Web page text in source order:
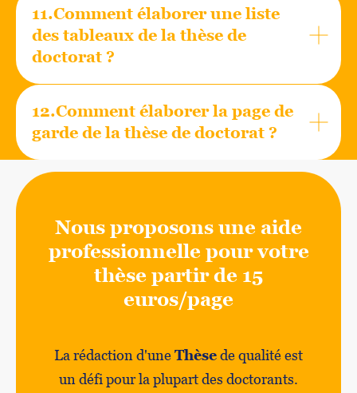
11.Comment élaborer une liste
des tableaux de la thèse de
doctorat ?
12.Comment élaborer la page de
garde de la thèse de doctorat ?
Nous proposons une aide
professionnelle pour votre
thèse partir de 15
euros/page
La rédaction d'uneThèsede qualité est
un défi pour la plupart des doctorants.